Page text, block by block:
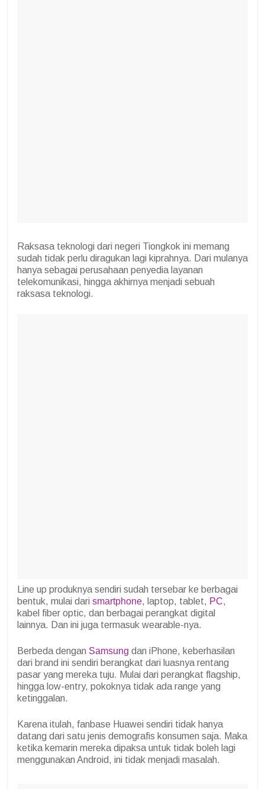
Raksasa teknologi dari negeri Tiongkok ini memang
sudah tidak perlu diragukan lagi kiprahnya. Dari mulanya
hanya sebagai perusahaan penyedia layanan
telekomunikasi, hingga akhirnya menjadi sebuah
raksasa teknologi.
Line up produknya sendiri sudah tersebar ke berbagai
bentuk, mulai dari smartphone, laptop, tablet, PC,
kabel fiber optic, dan berbagai perangkat digital
lainnya. Dan ini juga termasuk wearable-nya.
Berbeda dengan Samsung dan iPhone, keberhasilan
dari brand ini sendiri berangkat dari luasnya rentang
pasar yang mereka tuju. Mulai dari perangkat flagship,
hingga low-entry, pokoknya tidak ada range yang
ketinggalan.
Karena itulah, fanbase Huawei sendiri tidak hanya
datang dari satu jenis demografis konsumen saja. Maka
ketika kemarin mereka dipaksa untuk tidak boleh lagi
menggunakan Android, ini tidak menjadi masalah.